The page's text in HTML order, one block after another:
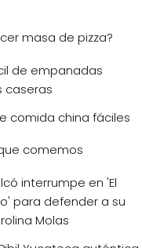
masa de pizza?
de empanadas
caseras
comida china fáciles
comemos
interrumpe en 'El
para defender a su
Molas